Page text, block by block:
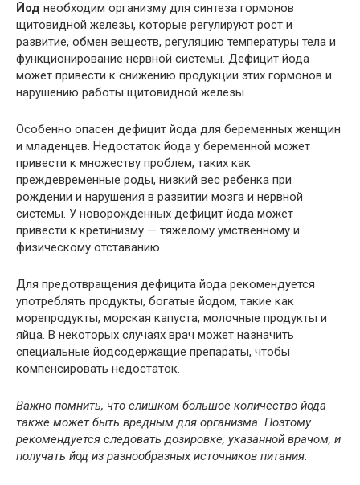
Йод необходим организму для синтеза гормонов
щитовидной железы, которые регулируют рост и
развитие, обмен веществ, регуляцию температуры тела и
функционирование нервной системы. Дефицит йода
может привести к снижению продукции этих гормонов и
нарушению работы щитовидной железы.
Особенно опасен дефицит йода для беременных женщин
и младенцев. Недостаток йода у беременной может
привести к множеству проблем, таких как
преждевременные роды, низкий вес ребенка при
рождении и нарушения в развитии мозга и нервной
системы. У новорожденных дефицит йода может
привести к кретинизму — тяжелому умственному и
физическому отставанию.
Для предотвращения дефицита йода рекомендуется
употреблять продукты, богатые йодом, такие как
морепродукты, морская капуста, молочные продукты и
яйца. В некоторых случаях врач может назначить
специальные йодсодержащие препараты, чтобы
компенсировать недостаток.
Важно помнить, что слишком большое количество йода
также может быть вредным для организма. Поэтому
рекомендуется следовать дозировке, указанной врачом, и
получать йод из разнообразных источников питания.